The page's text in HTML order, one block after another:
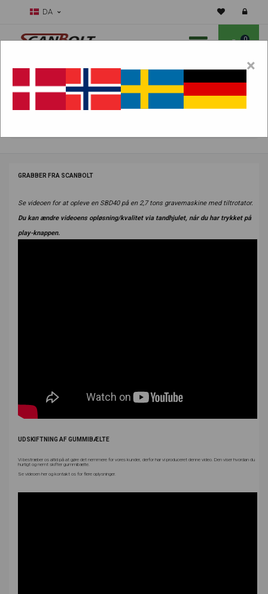
DA
0
GRABBER FRA SCANBOLT
Se videoen for at opleve en SBD40 på en 2,7 tons gravemaskine med tiltrotator.
Du kan ændre videoens opløsning/kvalitet via tandhjulet, når du har trykket på
play-knappen.
UDSKIFTNING AF GUMMIBÆLTE
Vi bestræber os altid på at gøre det nemmere for vores kunder, derfor har vi produceret denne video. Den viser hvordan du
hurtigt og nemt skifter gummibælte.
Se videoen her og kontakt os for flere oplysninger.
×